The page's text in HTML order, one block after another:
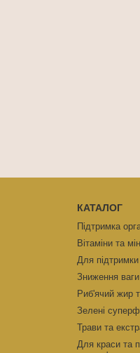
КАТАЛОГ
Підтримка
Вітаміни та
Для
Зниження ваги
Риб'ячий жир
Зелені
Трави та
Для краси та